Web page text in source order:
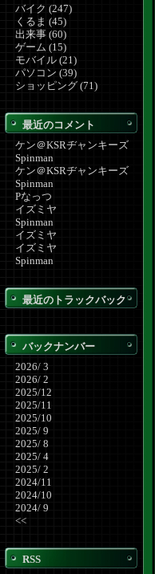
バイク (247)
くるま (45)
出来事 (60)
ゲーム (15)
モバイル (21)
パソコン (39)
ショッピング (71)
最近のコメント
ケン＠KSRヂャンキーズ
Spinman
ケン＠KSRヂャンキーズ
Spinman
Pなっつ
イズミヤ
Spinman
イズミヤ
イズミヤ
Spinman
最近のトラックバック
バックナンバー
2026/ 3
2026/ 2
2025/12
2025/11
2025/10
2025/ 9
2025/ 8
2025/ 4
2025/ 2
2024/11
2024/10
2024/ 9
<<
RSS